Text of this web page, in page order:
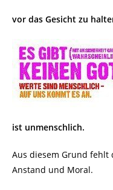
vor das Gesicht zu
ist unmenschlich.
Aus diesem Grund fehlt
Anstand und Moral.